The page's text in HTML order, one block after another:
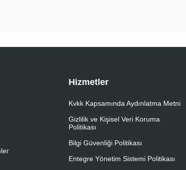
Hizmetler
Kvkk Kapsamında Aydınlatma Metni
Gizlilik ve Kişisel Veri Koruma
Politikası
Bilgi Güvenliği Politikası
Entegre Yönetim Sistemi Politikası